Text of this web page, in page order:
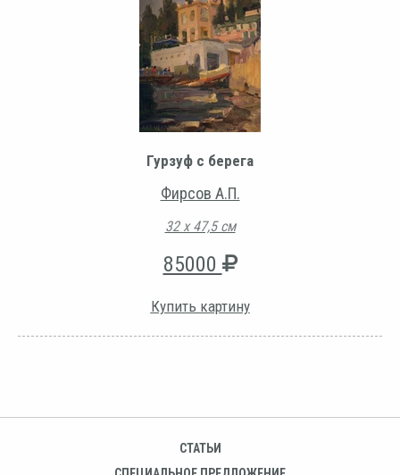
Гурзуф с берега
Фирсов А.П.
32 х 47,5 см
85000
Купить картину
СТАТЬИ